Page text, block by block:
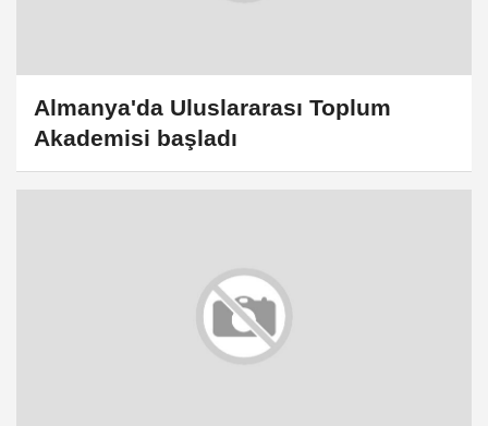
Almanya'da Uluslararası Toplum
Akademisi başladı